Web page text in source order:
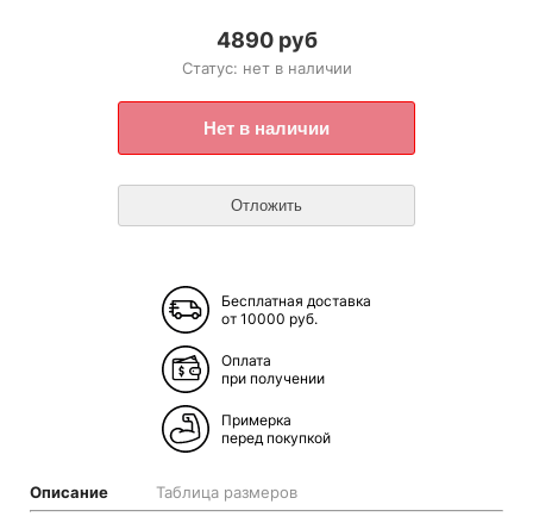
4890 руб
Статус: нет в наличии
Бесплатная доставка
от 10000 руб.
Оплата
при получении
Примерка
перед покупкой
Описание Таблица размеров